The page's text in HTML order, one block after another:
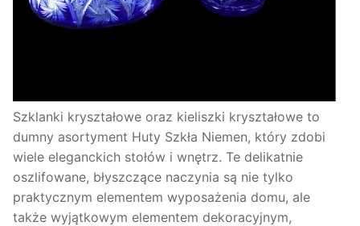
Szklanki kryształowe oraz kieliszki kryształowe to
dumny asortyment Huty Szkła Niemen, który zdobi
wiele eleganckich stołów i wnętrz. Te delikatnie
oszlifowane, błyszczące naczynia są nie tylko
praktycznym elementem wyposażenia domu, ale
także wyjątkowym elementem dekoracyjnym,